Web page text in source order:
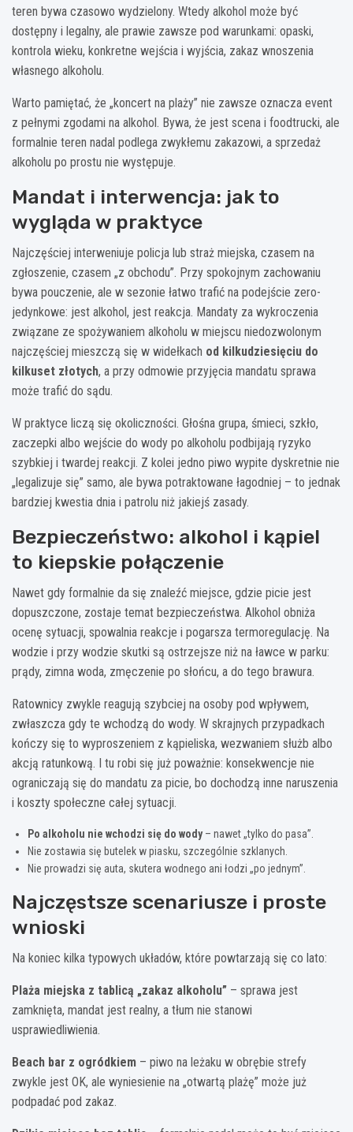
teren bywa czasowo wydzielony. Wtedy alkohol może być
dostępny i legalny, ale prawie zawsze pod warunkami: opaski,
kontrola wieku, konkretne wejścia i wyjścia, zakaz wnoszenia
własnego alkoholu.
Warto pamiętać, że „koncert na plaży” nie zawsze oznacza event
z pełnymi zgodami na alkohol. Bywa, że jest scena i foodtrucki, ale
formalnie teren nadal podlega zwykłemu zakazowi, a sprzedaż
alkoholu po prostu nie występuje.
Mandat i interwencja: jak to
wygląda w praktyce
Najczęściej interweniuje policja lub straż miejska, czasem na
zgłoszenie, czasem „z obchodu”. Przy spokojnym zachowaniu
bywa pouczenie, ale w sezonie łatwo trafić na podejście zero-
jedynkowe: jest alkohol, jest reakcja. Mandaty za wykroczenia
związane ze spożywaniem alkoholu w miejscu niedozwolonym
najczęściej mieszczą się w widełkach od kilkudziesięciu do
kilkuset złotych, a przy odmowie przyjęcia mandatu sprawa
może trafić do sądu.
W praktyce liczą się okoliczności. Głośna grupa, śmieci, szkło,
zaczepki albo wejście do wody po alkoholu podbijają ryzyko
szybkiej i twardej reakcji. Z kolei jedno piwo wypite dyskretnie nie
„legalizuje się” samo, ale bywa potraktowane łagodniej – to jednak
bardziej kwestia dnia i patrolu niż jakiejś zasady.
Bezpieczeństwo: alkohol i kąpiel
to kiepskie połączenie
Nawet gdy formalnie da się znaleźć miejsce, gdzie picie jest
dopuszczone, zostaje temat bezpieczeństwa. Alkohol obniża
ocenę sytuacji, spowalnia reakcje i pogarsza termoregulację. Na
wodzie i przy wodzie skutki są ostrzejsze niż na ławce w parku:
prądy, zimna woda, zmęczenie po słońcu, a do tego brawura.
Ratownicy zwykle reagują szybciej na osoby pod wpływem,
zwłaszcza gdy te wchodzą do wody. W skrajnych przypadkach
kończy się to wyproszeniem z kąpieliska, wezwaniem służb albo
akcją ratunkową. I tu robi się już poważnie: konsekwencje nie
ograniczają się do mandatu za picie, bo dochodzą inne naruszenia
i koszty społeczne całej sytuacji.
Po alkoholu nie wchodzi się do wody– nawet „tylko do pasa”.
Nie zostawia się butelek w piasku, szczególnie szklanych.
Nie prowadzi się auta, skutera wodnego ani łodzi „po jednym”.
Najczęstsze scenariusze i proste
wnioski
Na koniec kilka typowych układów, które powtarzają się co lato:
Plaża miejska z tablicą „zakaz alkoholu” – sprawa jest
zamknięta, mandat jest realny, a tłum nie stanowi
usprawiedliwienia.
Beach bar z ogródkiem – piwo na leżaku w obrębie strefy
zwykle jest OK, ale wyniesienie na „otwartą plażę” może już
podpadać pod zakaz.